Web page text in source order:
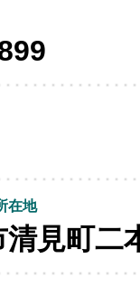
在地
見町二